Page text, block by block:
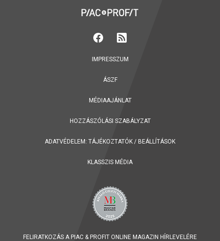
IMPRESSZUM
ÁSZF
MÉDIAAJÁNLAT
HOZZÁSZÓLÁSI SZABÁLYZAT
ADATVÉDELEM: TÁJÉKOZTATÓK / BEÁLLÍTÁSOK
KLASSZIS MÉDIA
FELIRATKOZÁS A PIAC & PROFIT ONLINE MAGAZIN HÍRLEVELÉRE